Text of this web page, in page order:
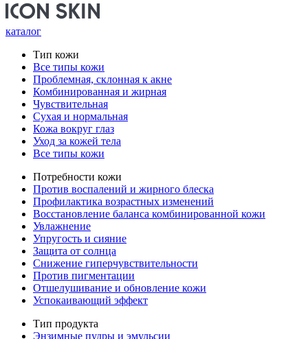
каталог
Тип кожи
Все типы кожи
Проблемная, склонная к акне
Комбинированная и жирная
Чувствительная
Сухая и нормальная
Кожа вокруг глаз
Уход за кожей тела
Все типы кожи
Потребности кожи
Против воспалений и жирного блеска
Профилактика возрастных изменений
Восстановление баланса комбинированной кожи
Увлажнение
Упругость и сияние
Защита от солнца
Снижение гиперчувствительности
Против пигментации
Отшелушивание и обновление кожи
Успокаивающий эффект
Тип продукта
Энзимные пудры и эмульсии